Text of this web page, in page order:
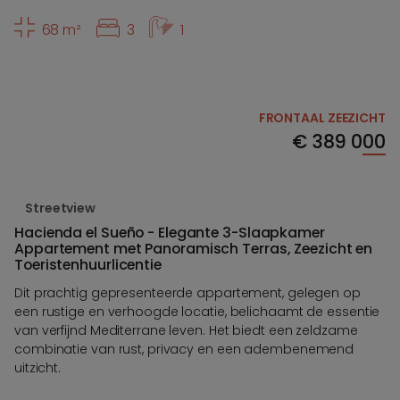
68 m² 3 1
FRONTAAL ZEEZICHT
€389 000
Streetview
Hacienda el Sueño - Elegante 3-Slaapkamer
Appartement met Panoramisch Terras, Zeezicht en
Toeristenhuurlicentie
Dit prachtig gepresenteerde appartement, gelegen op
een rustige en verhoogde locatie, belichaamt de essentie
van verfijnd Mediterrane leven. Het biedt een zeldzame
combinatie van rust, privacy en een adembenemend
uitzicht.